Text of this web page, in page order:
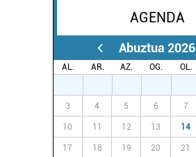
AGENDA
Abuztua 2026
AL. AR. AZ. OG. OL.
3 4 5 6 7
10 11 12 13 14
17 18 19 20 21